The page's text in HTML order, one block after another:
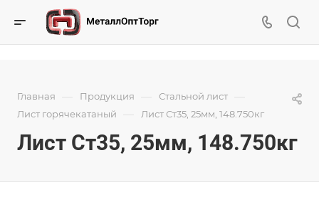
Главная — Продукция — Стальной лист —
Лист горячекатаный — Лист Ст35, 25мм, 148.750кг
Лист Ст35, 25мм, 148.750кг